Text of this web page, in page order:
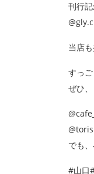
刊行
当店
すっ
ぜひ
でも
#山口